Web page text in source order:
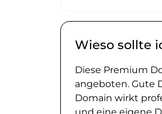
Wieso sollte
Diese Premium
angeboten. Gute
Domain wirkt